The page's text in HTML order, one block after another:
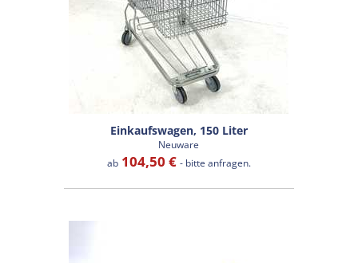
Einkaufswagen, 150 Liter
Neuware
ab104,50 € - bitte anfragen.